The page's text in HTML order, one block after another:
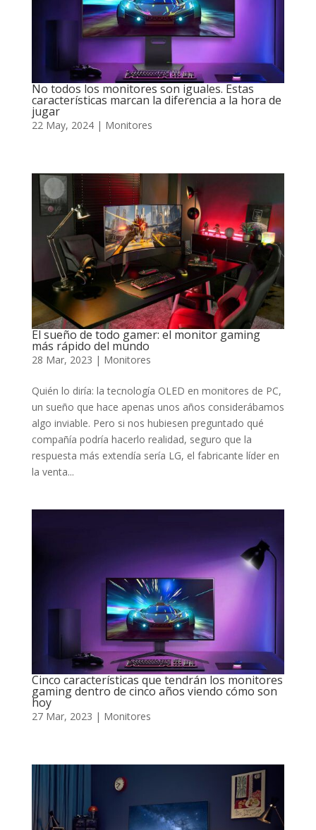
No todos los monitores son iguales. Estas
características marcan la diferencia a la hora de
jugar
22 May, 2024| Monitores
El sueño de todo gamer: el monitor gaming
más rápido del mundo
28 Mar, 2023 | Monitores
Quién lo diría: la tecnología OLED en monitores de PC,
un sueño que hace apenas unos años considerábamos
algo inviable. Pero si nos hubiesen preguntado qué
compañía podría hacerlo realidad, seguro que la
respuesta más extendía sería LG, el fabricante líder en
la venta...
Cinco características que tendrán los monitores
gaming dentro de cinco años viendo cómo son
hoy
27 Mar, 2023 | Monitores